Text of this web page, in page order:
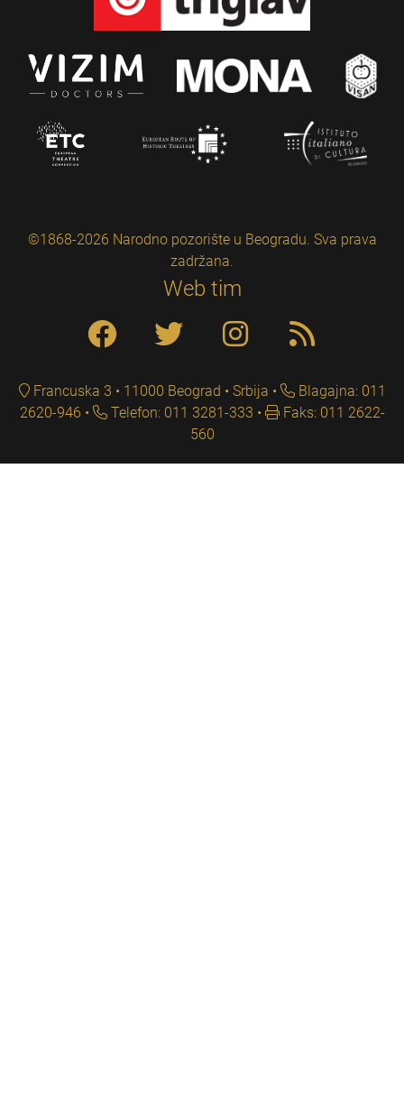
©1868-2026 Narodno pozorište u Beogradu. Sva prava
zadržana.
Web tim
Francuska 3 • 11000 Beograd • Srbija
Blagajna: 011
2620-946
Telefon: 011 3281-333
Faks: 011 2622-
560